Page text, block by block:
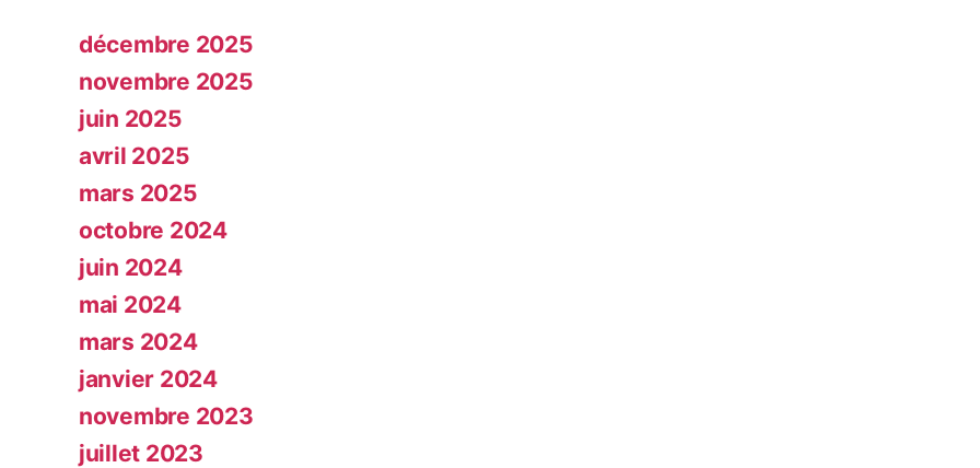
décembre 2025
novembre 2025
juin 2025
avril 2025
mars 2025
octobre 2024
juin 2024
mai 2024
mars 2024
janvier 2024
novembre 2023
juillet 2023